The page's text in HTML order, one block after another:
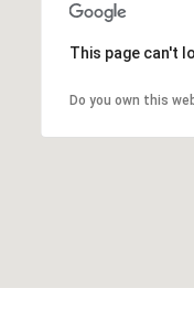
This page can't
Do you own this